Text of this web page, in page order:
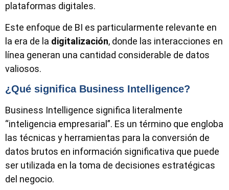
plataformas digitales.
Este enfoque de BI es particularmente relevante en
la era de la digitalización, donde las interacciones en
línea generan una cantidad considerable de datos
valiosos.
¿Qué significa Business Intelligence?
Business Intelligence significa literalmente
“inteligencia empresarial”. Es un término que engloba
las técnicas y herramientas para la conversión de
datos brutos en información significativa que puede
ser utilizada en la toma de decisiones estratégicas
del negocio.